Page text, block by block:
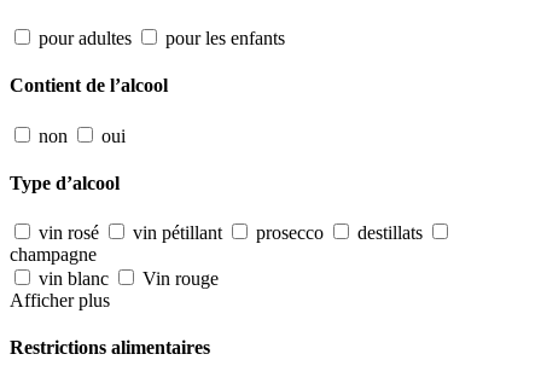
pour adultes pour les enfants
Contient de l’alcool
non oui
Type d’alcool
vin rosé vin pétillant prosecco
destillats
champagne
vin blanc
Vin rouge
Afficher plus
Restrictions alimentaires